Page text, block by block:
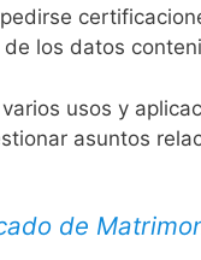
los datos
usos y
asuntos
de